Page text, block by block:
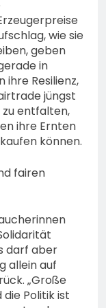
wie sie
geben
in
ihre Resilienz,
jüngst
zu entfalten,
ihre Ernten
können.
fairen
darf aber
allein auf
„Große
Politik ist